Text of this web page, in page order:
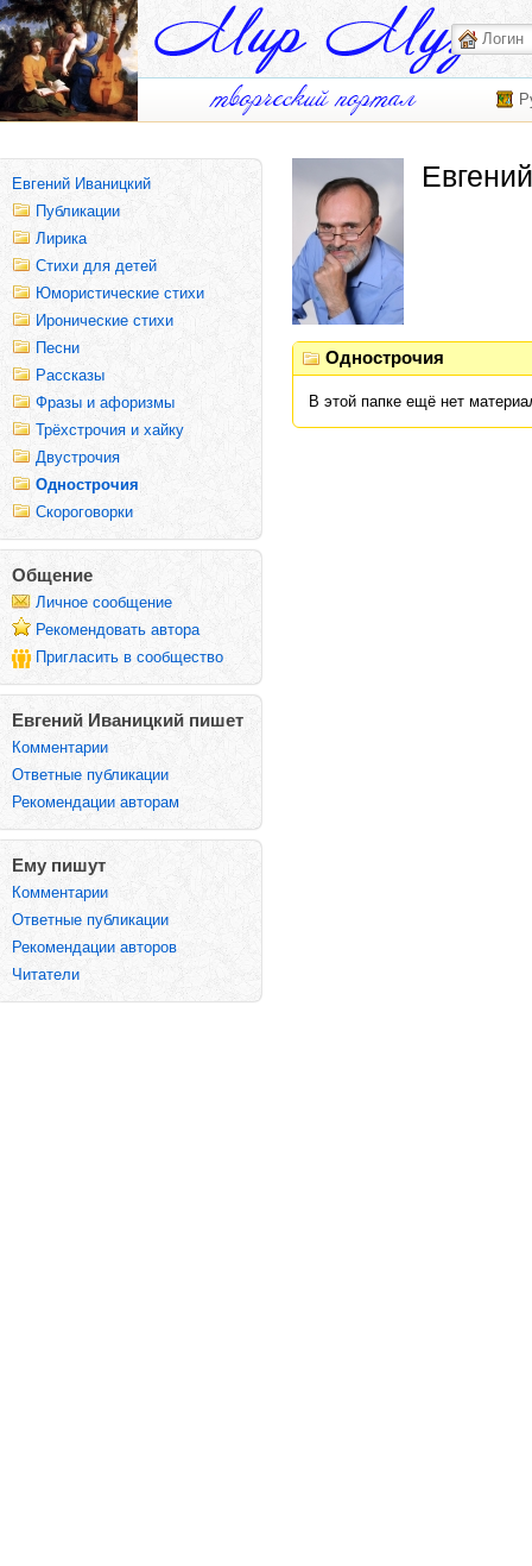
Евгений Иваницкий
Публикации
Лирика
Стихи для детей
Юмористические стихи
Иронические стихи
Песни
Рассказы
Фразы и афоризмы
Трёхстрочия и хайку
Двустрочия
Однострочия
Скороговорки
Общение
Личное сообщение
Рекомендовать автора
Пригласить в сообщество
Евгений Иваницкий пишет
Комментарии
Ответные публикации
Рекомендации авторам
Ему пишут
Комментарии
Ответные публикации
Рекомендации авторов
Читатели
Однострочия
В этой папке ещё нет